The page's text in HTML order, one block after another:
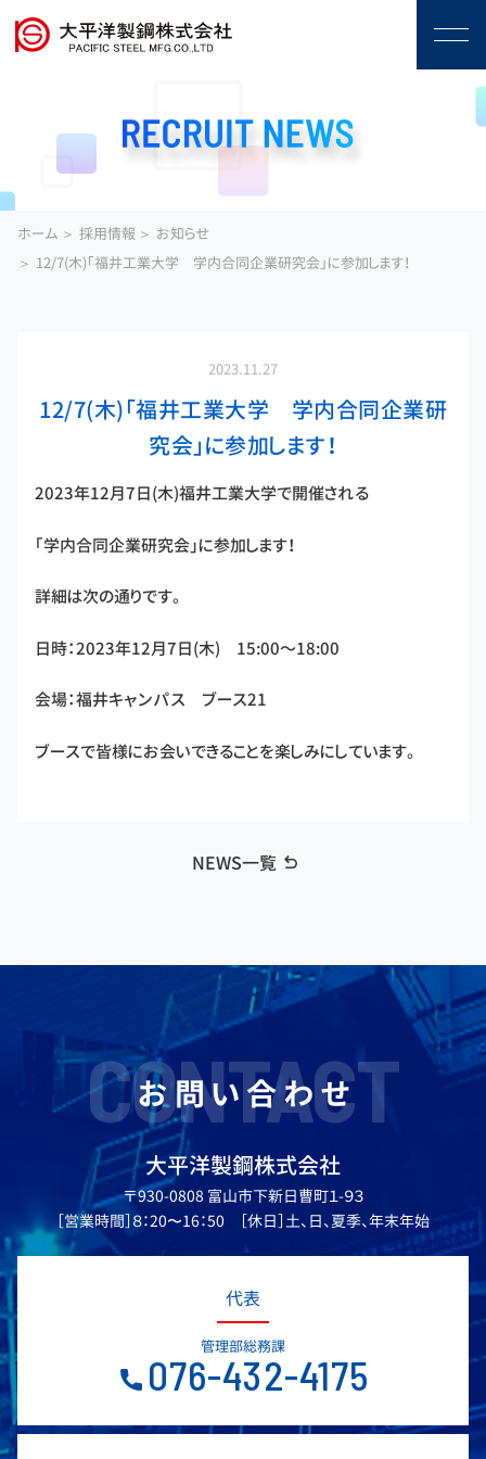
ホーム 採用情報
お知らせ
12/7(木)「福井工業大学 学内合同企業研究会」に参加します！
2023.11.27
12/7(木)「福井工業大学 学内合同企業研
究会」に参加します！
2023年12月7日(木)福井工業大学で開催される
「学内合同企業研究会」に参加します！
詳細は次の通りです。
日時：2023年12月7日(木) 15:00～18:00
会場：福井キャンパス ブース21
ブースで皆様にお会いできることを楽しみにしています。
NEWS一覧
CONTACT
お問い合わせ
大平洋製鋼株式会社
〒930-0808 富山市下新日曹町１-９３
［営業時間］８：20〜16：50 ［休日］土、日、夏季、年末年始
代表
管理部総務課
076-432-4175